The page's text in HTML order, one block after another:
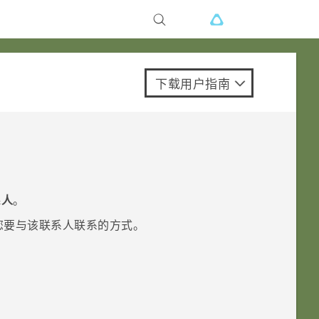
下载用户指南
。
与该联系人联系的方式。